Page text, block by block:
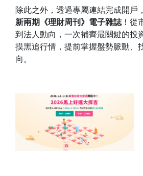
除此之外，透過專屬連結完成開戶
新兩期《理財周刊》電子雜誌！從
到法人動向，一次補齊最關鍵的投
摸黑追行情，提前掌握盤勢脈動、
向。